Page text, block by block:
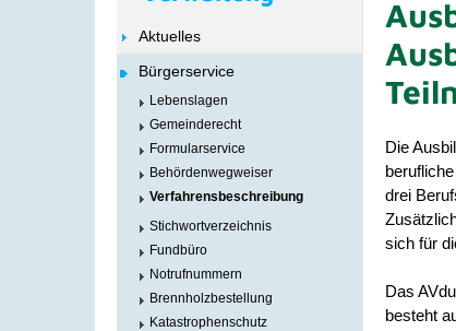
Aktuelles
Bürgerservice
Lebenslagen
Gemeinderecht
Formularservice
Behördenwegweiser
Verfahrensbeschreibung
Stichwortverzeichnis
Fundbüro
Notrufnummern
Brennholzbestellung
Katastrophenschutz
Die
drei
sich für
Das
besteht